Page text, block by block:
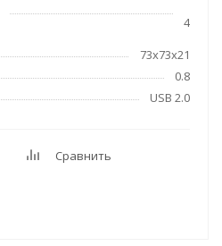
4
73x73x21
0.8
USB 2.0
Сравнить